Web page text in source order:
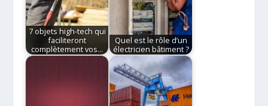
7 objets high-tech qui
faciliteront
complètement vos…
Quel est le rôle d’un
électricien bâtiment ?